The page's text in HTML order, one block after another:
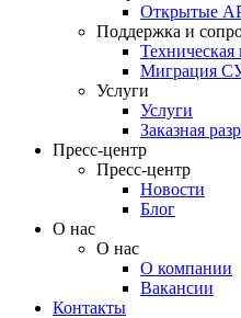
Открытые
Поддержка и
Миграция
Услуги
Услуги
Заказная
Пресс-центр
Пресс-центр
Новости
Блог
О нас
О нас
О компании
Вакансии
Контакты